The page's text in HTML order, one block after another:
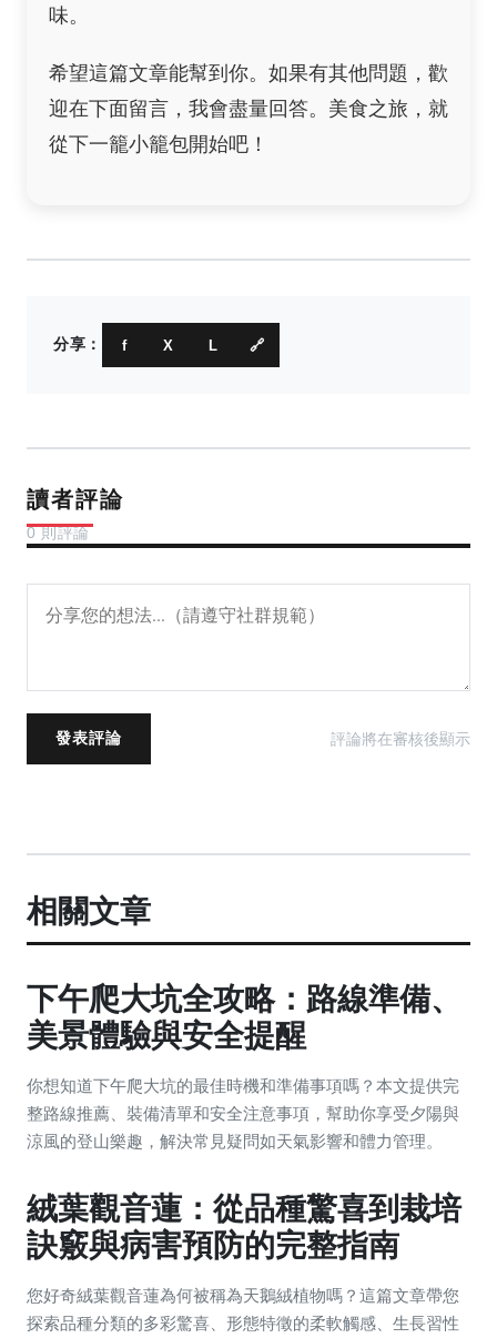
味。
希望這篇文章能幫到你。如果有其他問題，歡
迎在下面留言，我會盡量回答。美食之旅，就
從下一籠小籠包開始吧！
分享： f X L 🔗
讀者評論
0 則評論
發表評論 評論將在審核後顯示
相關文章
下午爬大坑全攻略：路線準備、
美景體驗與安全提醒
你想知道下午爬大坑的最佳時機和準備事項嗎？本文提供完
整路線推薦、裝備清單和安全注意事項，幫助你享受夕陽與
涼風的登山樂趣，解決常見疑問如天氣影響和體力管理。
絨葉觀音蓮：從品種驚喜到栽培
訣竅與病害預防的完整指南
您好奇絨葉觀音蓮為何被稱為天鵝絨植物嗎？這篇文章帶您
探索品種分類的多彩驚喜、形態特徵的柔軟觸感、生長習性